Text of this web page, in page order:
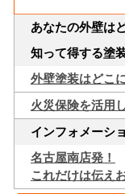
あなたの外壁は
知って得する塗
外壁塗装はどこ
火災保険を活用
インフォメーシ
名古屋南店発！
これだけは伝え